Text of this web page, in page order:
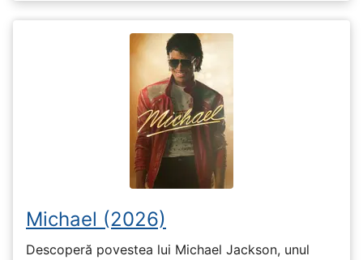
Michael (2026)
Descoperă povestea lui Michael Jackson, unul